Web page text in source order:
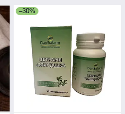
–30%